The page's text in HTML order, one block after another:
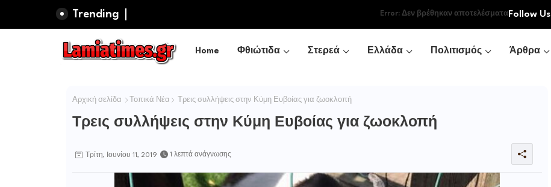
Trending Error:Δεν βρέθηκαν αποτελέσματαFollow Us
Home Φθιώτιδα Στερεά Ελλάδα Πολιτισμός Άρθρα
Αρχική σελίδα Τοπικά Νέα Τρεις συλλήψεις στην Κύμη Ευβοίας για ζωοκλοπή
Τρεις συλλήψεις στην Κύμη Ευβοίας για ζωοκλοπή
Τρίτη, Ιουνίου 11, 2019 1 λεπτά ανάγνωσης